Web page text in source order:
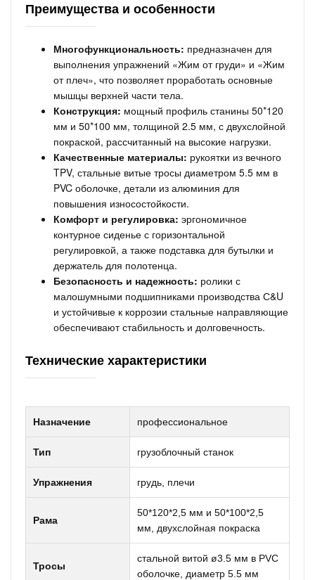
Преимущества и особенности
Многофункциональность: предназначен для
выполнения упражнений «Жим от груди» и «Жим
от плеч», что позволяет проработать основные
мышцы верхней части тела.
Конструкция: мощный профиль станины 50*120
мм и 50*100 мм, толщиной 2.5 мм, с двухслойной
покраской, рассчитанный на высокие нагрузки.
Качественные материалы: рукоятки из вечного
TPV, стальные витые тросы диаметром 5.5 мм в
PVC оболочке, детали из алюминия для
повышения износостойкости.
Комфорт и регулировка: эргономичное
контурное сиденье с горизонтальной
регулировкой, а также подставка для бутылки и
держатель для полотенца.
Безопасность и надежность: ролики с
малошумными подшипниками производства С&U
и устойчивые к коррозии стальные направляющие
обеспечивают стабильность и долговечность.
Технические характеристики
Назначение профессиональное
Тип грузоблочный станок
Упражнения грудь, плечи
Рама
50*120*2,5 мм и 50*100*2,5
мм, двухслойная покраска
Тросы
стальной витой ø3.5 мм в PVC
оболочке, диаметр 5.5 мм